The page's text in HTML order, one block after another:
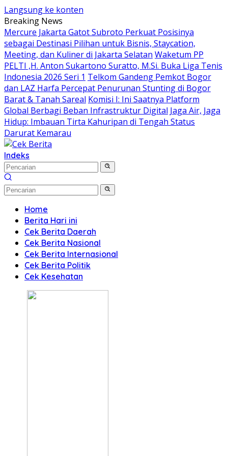
Langsung ke konten
Breaking News
Mercure Jakarta Gatot Subroto Perkuat Posisinya
sebagai Destinasi Pilihan untuk Bisnis, Staycation,
Meeting, dan Kuliner di Jakarta Selatan Waketum PP
PELTI ,H. Anton Sukartono Suratto, M.Si. Buka Liga Tenis
Indonesia 2026 Seri 1 Telkom Gandeng Pemkot Bogor
dan LAZ Harfa Percepat Penurunan Stunting di Bogor
Barat & Tanah Sareal Komisi I: Ini Saatnya Platform
Global Berbagi Beban Infrastruktur Digital Jaga Air, Jaga
Hidup: Imbauan Tirta Kahuripan di Tengah Status
Darurat Kemarau
Indeks
Home
Berita Hari ini
Cek Berita Daerah
Cek Berita Nasional
Cek Berita Internasional
Cek Berita Politik
Cek Kesehatan